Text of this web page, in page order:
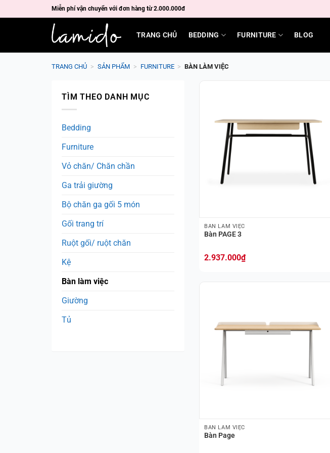
to
Miễn phí vận chuyển với đơn hàng từ 2.000.000đ
TRANG CHỦ BEDDING FURNITURE BLOG
TRANG CHỦ > SẢN PHẨM > FURNITURE > BÀN LÀM VIỆC
TÌM THEO DANH MỤC
Bedding
Furniture
Vỏ chăn/ Chăn chần
Ga trải giường
Bộ chăn ga gối 5 món
Gối trang trí
Ruột gối/ ruột chăn
Kệ
Bàn làm việc
Giường
Tủ
BÀN LÀM VIỆC
Bàn PAGE 3
2.937.000₫
BÀN LÀM VIỆC
Bàn Page